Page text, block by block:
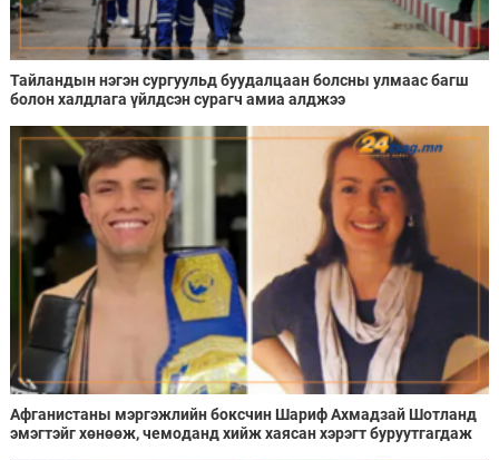
Тайландын нэгэн сургуульд буудалцаан болсны улмаас багш
болон халдлага үйлдсэн сурагч амиа алджээ
Афганистаны мэргэжлийн боксчин Шариф Ахмадзай Шотланд
эмэгтэйг хөнөөж, чемоданд хийж хаясан хэрэгт буруутгагдаж